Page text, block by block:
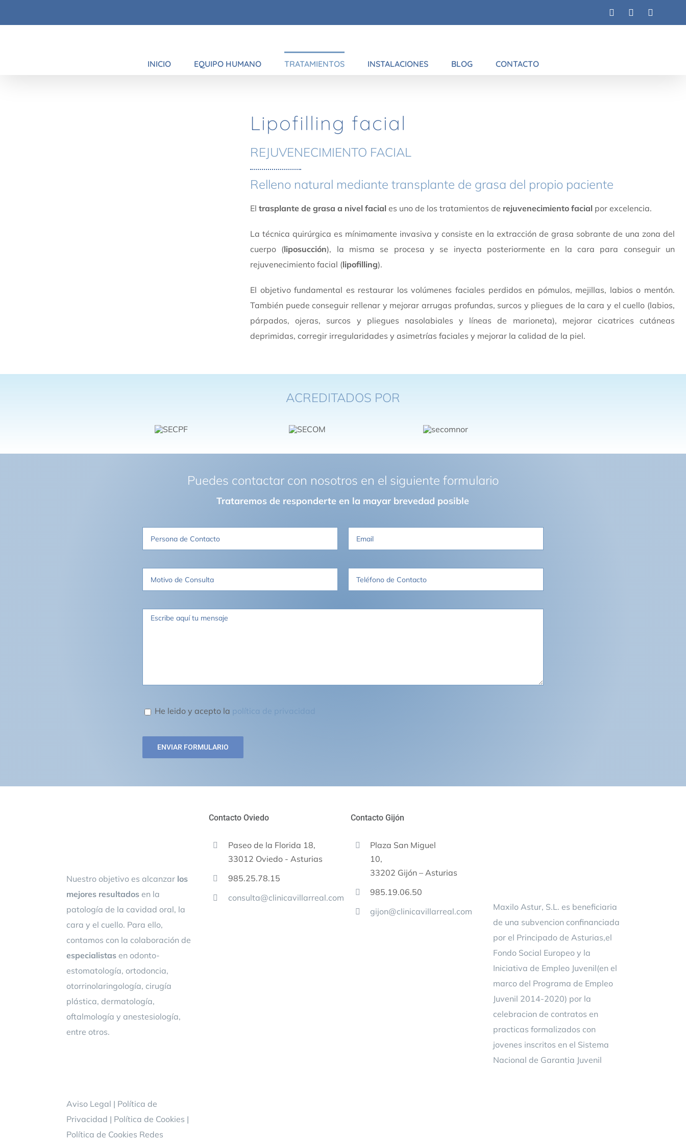
al
FacebookInstagram
X
INICIO EQUIPO HUMANO TRATAMIENTOS INSTALACIONES BLOG CONTACTO
Lipofilling facial
REJUVENECIMIENTO FACIAL
Relleno natural mediante transplante de grasa del propio paciente
El trasplante de grasa a nivel facial es uno de los tratamientos de rejuvenecimiento facial por excelencia.
La técnica quirúrgica es mínimamente invasiva y consiste en la extracción de grasa sobrante de una zona del
cuerpo (liposucción), la misma se procesa y se inyecta posteriormente en la cara para conseguir un
rejuvenecimiento facial (lipofilling).
El objetivo fundamental es restaurar los volúmenes faciales perdidos en pómulos, mejillas, labios o mentón.
También puede conseguir rellenar y mejorar arrugas profundas, surcos y pliegues de la cara y el cuello (labios,
párpados, ojeras, surcos y pliegues nasolabiales y líneas de marioneta), mejorar cicatrices cutáneas
deprimidas, corregir irregularidades y asimetrías faciales y mejorar la calidad de la piel.
ACREDITADOS POR
Puedes contactar con nosotros en el siguiente formulario
Trataremos de responderte en la mayar brevedad posible
He leido y acepto la política de privacidad
Nuestro objetivo es alcanzar los
mejores resultados en la
patología de la cavidad oral, la
cara y el cuello. Para ello,
contamos con la colaboración de
especialistas en odonto-
estomatología, ortodoncia,
otorrinolaringología, cirugía
plástica, dermatología,
oftalmología y anestesiología,
entre otros.
Aviso Legal | Política de
Privacidad | Política de Cookies |
Política de Cookies Redes
Contacto Oviedo
Paseo de la Florida 18,
33012 Oviedo - Asturias
985.25.78.15
consulta@clinicavillarreal.com
Contacto Gijón
Plaza San Miguel
10,
33202 Gijón – Asturias
985.19.06.50
gijon@clinicavillarreal.com
Maxilo Astur, S.L. es beneficiaria
de una subvencion confinanciada
por el Principado de Asturias,el
Fondo Social Europeo y la
Iniciativa de Empleo Juvenil(en el
marco del Programa de Empleo
Juvenil 2014-2020) por la
celebracion de contratos en
practicas formalizados con
jovenes inscritos en el Sistema
Nacional de Garantia Juvenil